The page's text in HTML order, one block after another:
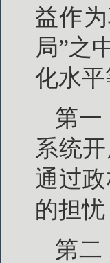
益作
局”之
化水平
第一
系统
通过
的担
第二